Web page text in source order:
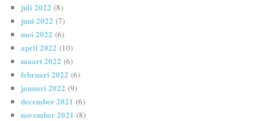
juli 2022 (8)
juni 2022 (7)
mei 2022 (6)
april 2022 (10)
maart 2022 (6)
februari 2022 (6)
januari 2022 (9)
december 2021 (6)
november 2021 (8)